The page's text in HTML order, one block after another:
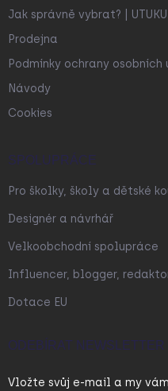
Jak správně vybrat? |
Prodejna
Podmínky ochrany osobních
Návody
Cookies
SPOLUPRÁCE
Pro školky, školy a dětské
Designér a návrhář
Velkoobchodní spolupráce
Influencer, blogger,
Dotace EU
ODEBÍRAT NEWSLETTER
Vložte svůj e-mail a my